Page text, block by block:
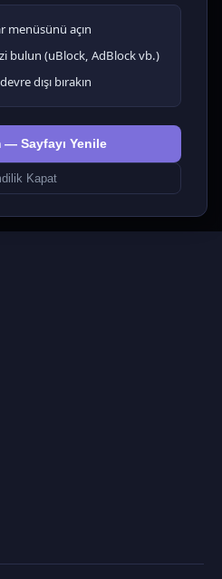
menüsünü açın
bulun (uBlock, AdBlock vb.)
dışı bırakın
— Sayfayı Yenile
Kapat